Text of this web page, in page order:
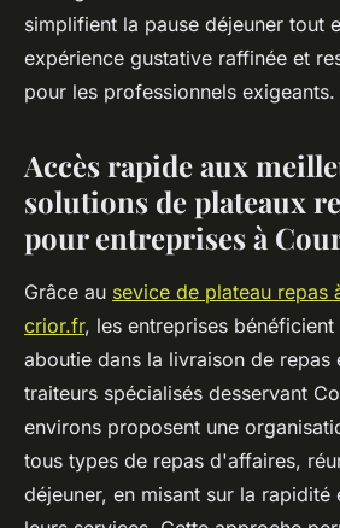
simplifient la pause déjeuner tout
expérience gustative raffinée et
pour les professionnels exigeants.
Accès rapide aux
solutions de plateaux
pour entreprises à
Grâce au sevice de plateau repas
crior.fr, les entreprises bénéficient
aboutie dans la livraison de repas
traiteurs spécialisés desservant
environs proposent une
tous types de repas d'affaires,
déjeuner, en misant sur la